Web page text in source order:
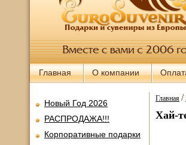
Главная О компании
Новый Год 2026
РАСПРОДАЖА!!!
Корпоративные подарки
Главная/
Хай-